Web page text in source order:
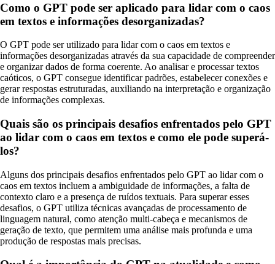
Como o GPT pode ser aplicado para lidar com o caos
em textos e informações desorganizadas?
O GPT pode ser utilizado para lidar com o caos em textos e
informações desorganizadas através da sua capacidade de compreender
e organizar dados de forma coerente. Ao analisar e processar textos
caóticos, o GPT consegue identificar padrões, estabelecer conexões e
gerar respostas estruturadas, auxiliando na interpretação e organização
de informações complexas.
Quais são os principais desafios enfrentados pelo GPT
ao lidar com o caos em textos e como ele pode superá-
los?
Alguns dos principais desafios enfrentados pelo GPT ao lidar com o
caos em textos incluem a ambiguidade de informações, a falta de
contexto claro e a presença de ruídos textuais. Para superar esses
desafios, o GPT utiliza técnicas avançadas de processamento de
linguagem natural, como atenção multi-cabeça e mecanismos de
geração de texto, que permitem uma análise mais profunda e uma
produção de respostas mais precisas.